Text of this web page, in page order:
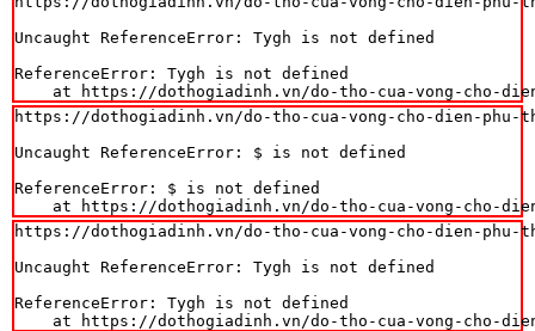
Uncaught ReferenceError: Tygh is not defined
ReferenceError: Tygh is not defined
at https://dothogiadinh.vn/do-tho-cua-vong-cho-
https://dothogiadinh.vn/do-tho-cua-vong-cho-dien-phu-
Uncaught ReferenceError: $ is not defined
ReferenceError: $ is not defined
at https://dothogiadinh.vn/do-tho-cua-vong-cho-
https://dothogiadinh.vn/do-tho-cua-vong-cho-dien-phu-
Uncaught ReferenceError: Tygh is not defined
ReferenceError: Tygh is not defined
at https://dothogiadinh.vn/do-tho-cua-vong-cho-